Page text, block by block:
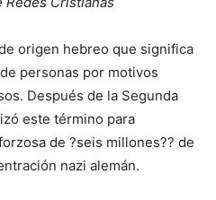
origen hebreo que significa
personas por motivos
Después de la Segunda
este término para
de ?seis millones?? de
nazi alemán.